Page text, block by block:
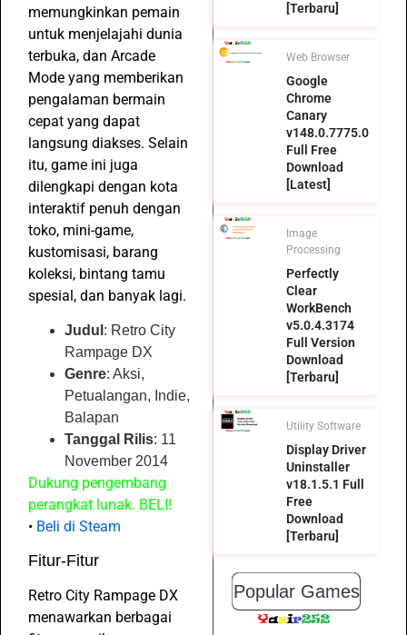
memungkinkan pemain
untuk menjelajahi dunia
terbuka, dan Arcade
Mode yang memberikan
pengalaman bermain
cepat yang dapat
langsung diakses. Selain
itu, game ini juga
dilengkapi dengan kota
interaktif penuh dengan
toko, mini-game,
kustomisasi, barang
koleksi, bintang tamu
spesial, dan banyak lagi.
Judul : Retro City
Rampage DX
Genre: Aksi,
Petualangan, Indie,
Balapan
Tanggal Rilis: 11
November 2014
Dukung pengembang
perangkat lunak. BELI!
• Beli di Steam
Fitur-Fitur
Retro City Rampage DX
menawarkan berbagai
[Terbaru]
Web Browser
Google
Chrome
Canary
v148.0.7775.0
Full Free
Download
[Latest]
Image
Processing
Perfectly
Clear
WorkBench
v5.0.4.3174
Full Version
Download
[Terbaru]
Utility Software
Display Driver
Uninstaller
v18.1.5.1 Full
Free
Download
[Terbaru]
Popular Games